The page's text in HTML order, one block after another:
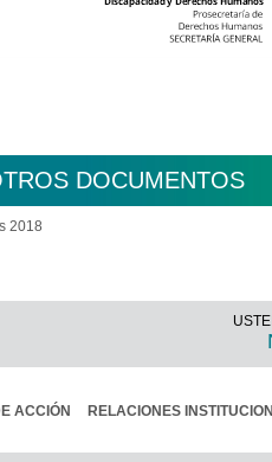
DOCUMENTOS
2018
ACCIÓN RELACIONES